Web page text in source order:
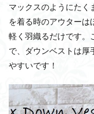
マックスのようにたく
を着る時のアウターは
軽く羽織るだけです。
で、ダウンベストは
やすいです！